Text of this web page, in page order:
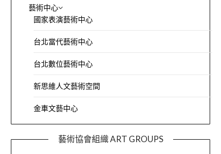
藝術中心
國家表演藝術中心
台北當代藝術中心
台北數位藝術中心
新思維人文藝術空間
金車文藝中心
藝術協會組織 ART GROUPS